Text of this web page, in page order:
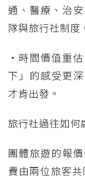
通、醫療、治
隊與旅行社制度
・時間價值重
下」的感受更
才肯出發。
旅行社過往如何
團體旅遊的報
費由兩位旅客